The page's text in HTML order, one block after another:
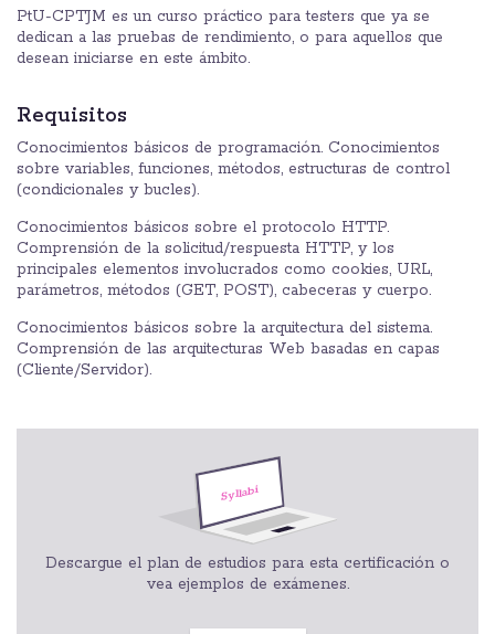
PtU-CPTJM es un curso práctico para testers que ya se
dedican a las pruebas de rendimiento, o para aquellos que
desean iniciarse en este ámbito.
Requisitos
Conocimientos básicos de programación. Conocimientos
sobre variables, funciones, métodos, estructuras de control
(condicionales y bucles).
Conocimientos básicos sobre el protocolo HTTP.
Comprensión de la solicitud/respuesta HTTP, y los
principales elementos involucrados como cookies, URL,
parámetros, métodos (GET, POST), cabeceras y cuerpo.
Conocimientos básicos sobre la arquitectura del sistema.
Comprensión de las arquitecturas Web basadas en capas
(Cliente/Servidor).
Descargue el plan de estudios para esta certificación o
vea ejemplos de exámenes.